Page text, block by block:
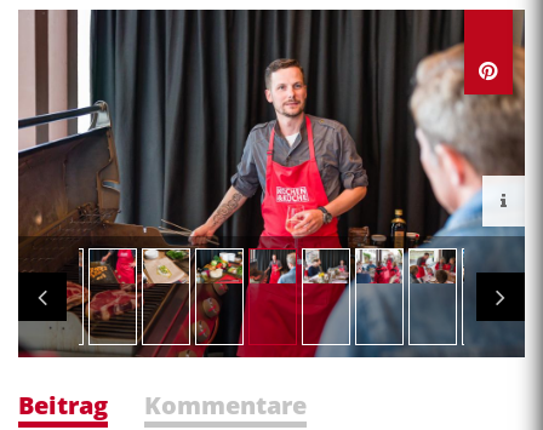
Beitrag Kommentare